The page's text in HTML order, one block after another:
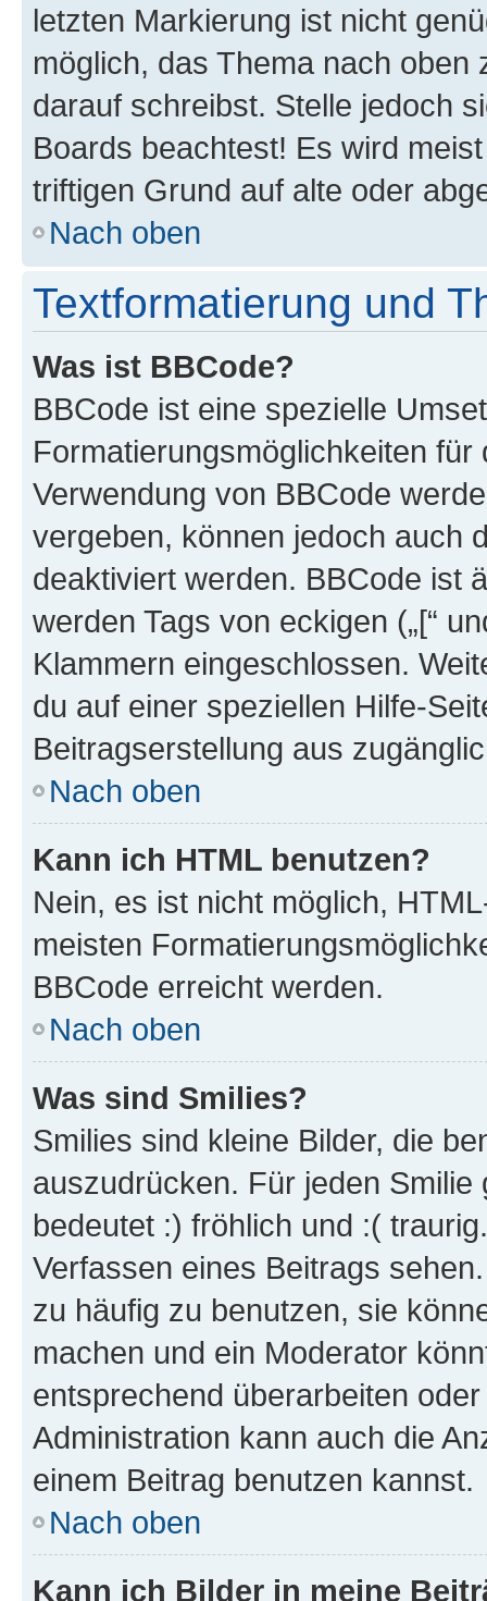
letzten Markierung ist nicht
möglich, das Thema nach oben
darauf schreibst. Stelle jedoch
Boards beachtest! Es wird
triftigen Grund auf alte oder
Nach oben
Textformatierung und
Was ist BBCode?
BBCode ist eine spezielle
Formatierungsmöglichkeiten
Verwendung von BBCode
vergeben, können jedoch auch
deaktiviert werden. BBCode ist
werden Tags von eckigen („[“
Klammern eingeschlossen.
du auf einer speziellen Hilfe-
Beitragserstellung aus
Nach oben
Kann ich HTML benutzen?
Nein, es ist nicht möglich,
meisten
BBCode erreicht werden.
Nach oben
Was sind Smilies?
Smilies sind kleine Bilder, die
auszudrücken. Für jeden
bedeutet :) fröhlich und :(
Verfassen eines Beitrags
zu häufig zu benutzen, sie
machen und ein Moderator
entsprechend überarbeiten
Administration kann auch die
einem Beitrag benutzen kannst.
Nach oben
Kann ich Bilder in meine